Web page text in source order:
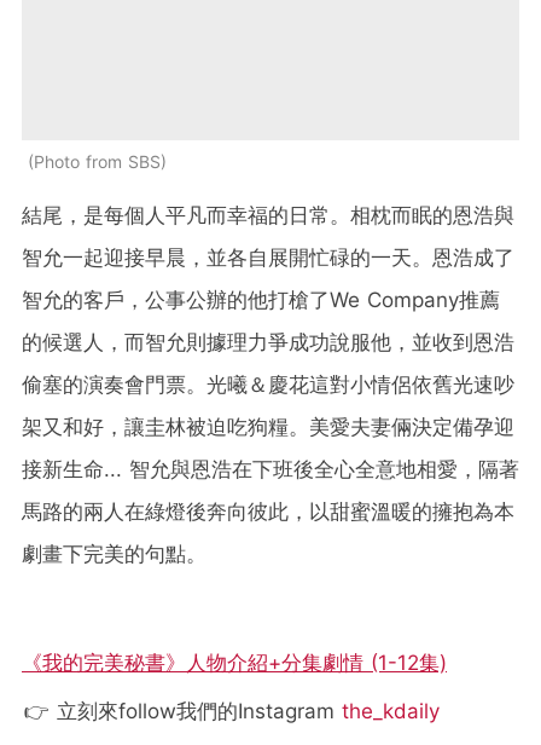
Photo from SBS
結尾，是每個人平凡而幸福的日常。相枕而眠的恩浩與
智允一起迎接早晨，並各自展開忙碌的一天。恩浩成了
智允的客戶，公事公辦的他打槍了We Company推薦
的候選人，而智允則據理力爭成功說服他，並收到恩浩
偷塞的演奏會門票。光曦＆慶花這對小情侶依舊光速吵
架又和好，讓圭林被迫吃狗糧。美愛夫妻倆決定備孕迎
接新生命... 智允與恩浩在下班後全心全意地相愛，隔著
馬路的兩人在綠燈後奔向彼此，以甜蜜溫暖的擁抱為本
劇畫下完美的句點。
《我的完美秘書》人物介紹+分集劇情 (1-12集)
👉 立刻來follow我們的Instagram the_kdaily